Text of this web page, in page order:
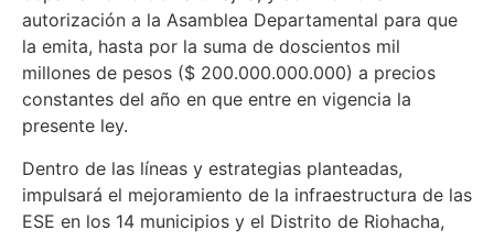
autorización a la Asamblea Departamental para que
la emita, hasta por la suma de doscientos mil
millones de pesos ($ 200.000.000.000) a precios
constantes del año en que entre en vigencia la
presente ley.
Dentro de las líneas y estrategias planteadas,
impulsará el mejoramiento de la infraestructura de las
ESE en los 14 municipios y el Distrito de Riohacha,